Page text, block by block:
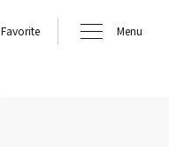
Favorite Menu